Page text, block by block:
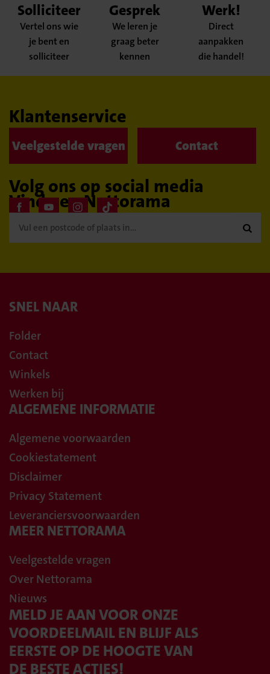
Solliciteer
Vertel ons wie
je bent en
solliciteer
Gesprek
We leren je
graag beter
kennen
Werk!
Direct
aanpakken
die handel!
Klantenservice
Veelgestelde vragen Contact
Volg ons op social media
Vind een Nettorama

SNEL NAAR
Folder
Contact
Winkels
Werken bij
ALGEMENE INFORMATIE
Algemene voorwaarden
Cookiestatement
Disclaimer
Privacy Statement
Leveranciersvoorwaarden
MEER NETTORAMA
Veelgestelde vragen
Over Nettorama
Nieuws
MELD JE AAN VOOR ONZE
VOORDEELMAIL EN BLIJF ALS
EERSTE OP DE HOOGTE VAN
DE BESTE ACTIES!